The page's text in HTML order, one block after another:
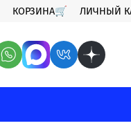
КОРЗИНА🛒 ЛИЧНЫЙ